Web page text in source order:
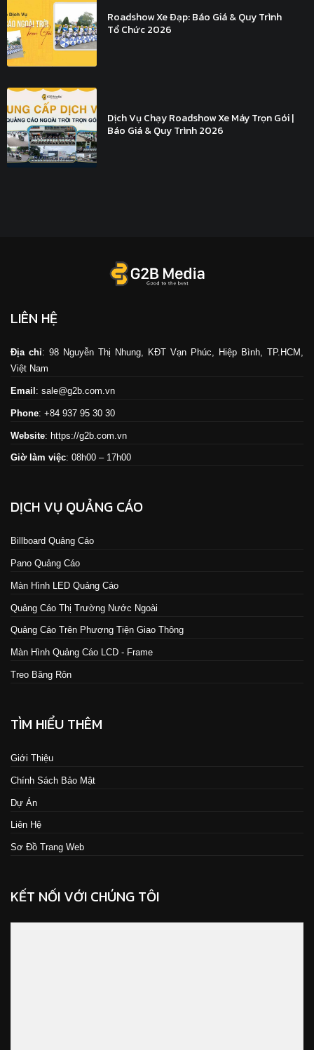
Roadshow Xe Đạp: Báo Giá & Quy Trình
Tổ Chức 2026
Dịch Vụ Chạy Roadshow Xe Máy Trọn Gói |
Báo Giá & Quy Trình 2026
LIÊN HỆ
Địa chỉ: 98 Nguyễn Thị Nhung, KĐT Vạn Phúc, Hiệp Bình, TP.HCM,
Việt Nam
Email : sale@g2b.com.vn
Phone: +84 937 95 30 30
Website: https://g2b.com.vn
Giờ làm việc: 08h00 – 17h00
DỊCH VỤ QUẢNG CÁO
Billboard Quảng Cáo
Pano Quảng Cáo
Màn Hình LED Quảng Cáo
Quảng Cáo Thị Trường Nước Ngoài
Quảng Cáo Trên Phương Tiện Giao Thông
Màn Hình Quảng Cáo LCD - Frame
Treo Băng Rôn
TÌM HIỂU THÊM
Giới Thiệu
Chính Sách Bảo Mật
Dự Án
Liên Hệ
Sơ Đồ Trang Web
KẾT NỐI VỚI CHÚNG TÔI